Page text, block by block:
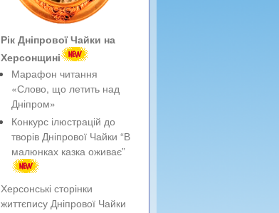
Рік Дніпрової Чайки на
Херсонщині
Марафон читання
«Слово, що летить над
Дніпром»
Конкурс ілюстрацій до
творів Дніпрової Чайки “В
малюнках казка оживає”
Херсонські сторінки
життєпису Дніпрової Чайки